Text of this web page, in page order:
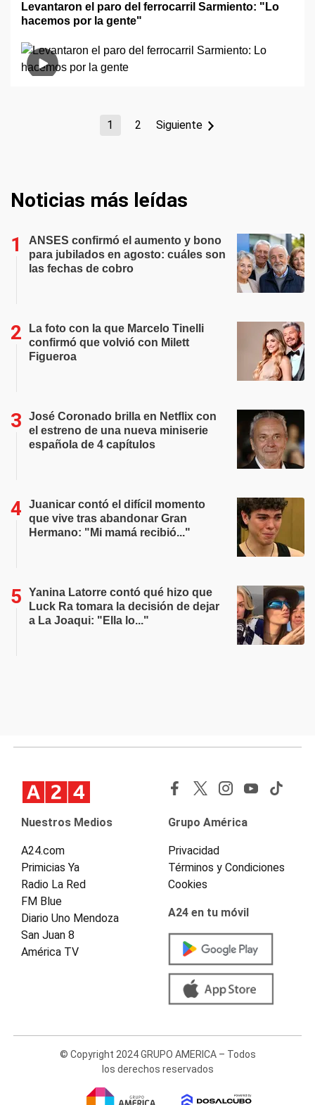
Levantaron el paro del ferrocarril Sarmiento: "Lo
hacemos por la gente"
1 2 Siguiente
Noticias más leídas
ANSES confirmó el aumento y bono
para jubilados en agosto: cuáles son
las fechas de cobro
La foto con la que Marcelo Tinelli
confirmó que volvió con Milett
Figueroa
José Coronado brilla en Netflix con
el estreno de una nueva miniserie
española de 4 capítulos
Juanicar contó el difícil momento
que vive tras abandonar Gran
Hermano: "Mi mamá recibió..."
Yanina Latorre contó qué hizo que
Luck Ra tomara la decisión de dejar
a La Joaqui: "Ella lo..."
Nuestros Medios
A24.com
Primicias Ya
Radio La Red
FM Blue
Diario Uno Mendoza
San Juan 8
América TV
Grupo América
Privacidad
Términos y Condiciones
Cookies
A24 en tu móvil
© Copyright 2024 GRUPO AMERICA – Todos
los derechos reservados